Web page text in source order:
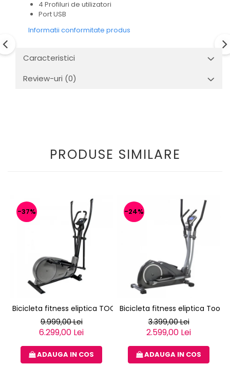
4 Profiluri de utilizatori
Port USB
Informatii conformitate produs
Caracteristici
Review-uri (0)
PRODUSE SIMILARE
-37%
Bicicleta fitness eliptica TOORX ERX-3000
9.999,00 Lei
6.299,00 Lei
ADAUGA IN COS
-24%
Bicicleta fitness eliptica Toorx
3.399,00 Lei
2.599,00 Lei
ADAUGA IN COS